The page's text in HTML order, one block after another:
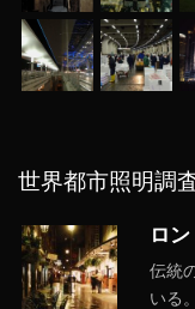
世界都市照明調
ロ
伝統
いる